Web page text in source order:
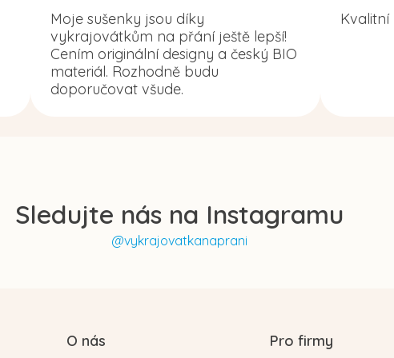
Moje sušenky jsou díky
vykrajovátkům na přání ještě lepší!
Cením originální designy a český BIO
materiál. Rozhodně budu
doporučovat všude.
Kvalitní
Sledujte nás na Instagramu
@vykrajovatkanaprani
O nás Pro firmy